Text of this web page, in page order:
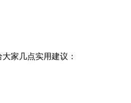
家几点实用建议：